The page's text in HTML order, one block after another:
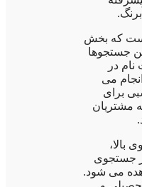
است که بخش
جستجوها
در
می
برای
مشتریان
بالا،
جستجوی
می شود.